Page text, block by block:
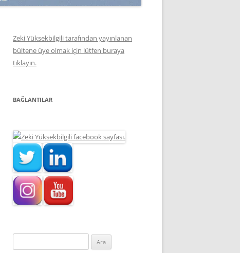
Zeki Yüksekbilgili tarafından yayınlanan
bültene üye olmak için lütfen buraya
tıklayın.
BAĞLANTILAR